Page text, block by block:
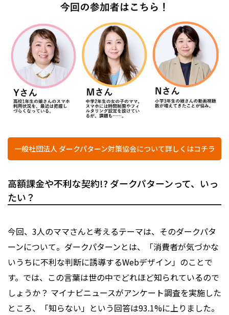
一般社団法人 ダークパターン対策協会について詳しくはコチラ
高額課金や不利な契約!? ダークパターンって、いっ
たい？
今回、3人のママさんと考えるテーマは、そのダークパタ
ーンについて。ダークパターンとは、「消費者が気づかな
いうちに不利な判断に誘導するWebデザイン」のことで
す。では、この言葉は世の中でどれほど知られているので
しょうか？ マイナビニュースがアンケート調査を実施した
ところ、「知らない」という回答は93.1%に上りました。